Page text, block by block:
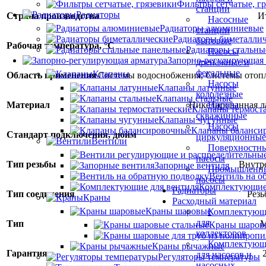
станции
Насосные
станции
бытовые
Насосы
дренажные и
фекальные
Насосы
колодезные
Насосы
скважинные
Насосы
циркуляционные
насосы
насосы
Радиаторы
Расходный материал
для
коллекторов
для насосов и
Фильтры сетчатые,
Радиаторы
Радиаторы алюминиевые
Радиаторы
Радиаторы
Запорно-регулирующая
Клапаны
Клапаны латунные
Клапаны стальные
Клапаны
Клапаны чугунные
Клапаны
Вентили
Запорные вентиля
Вентиль на
Краны
Краны шаровые
Краны
Краны рычажные
Регуляторы температуры
Страна производства
Рабочая температура, °С
Область примененияСистемы водоснобжения,Системы
Материал Никелированная
Стандарт подключения, дюйм
Тип резьбы
Тип соединения
Тип
Гарантия